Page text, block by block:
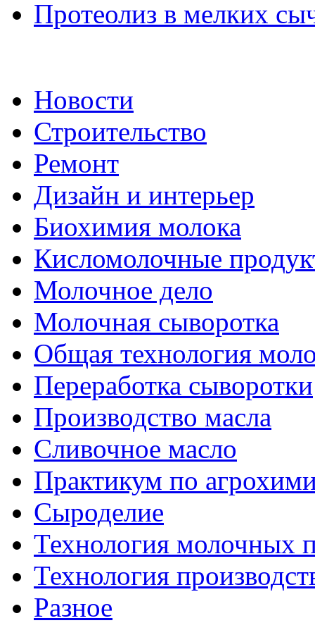
Протеолиз в мелких
Новости
Строительство
Ремонт
Дизайн и интерьер
Биохимия молока
Кисломолочные
Молочное дело
Молочная сыворотка
Общая технология
Переработка сыворотки
Производство масла
Сливочное масло
Практикум по
Сыроделие
Технология молочных
Технология
Разное